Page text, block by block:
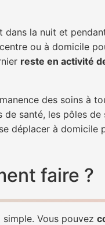
dans la nuit et
ou à domicile
reste en activité
des soins à
santé, les pôles
déplacer à domicile
faire ?
Vous pouvez